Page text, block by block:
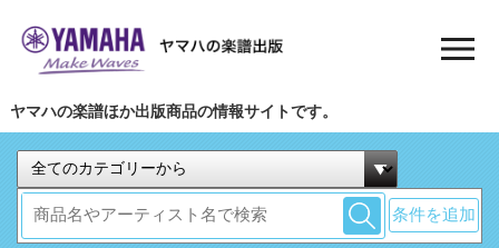
ヤマハの楽譜ほか出版商品の情報サイトです。
条件を追加